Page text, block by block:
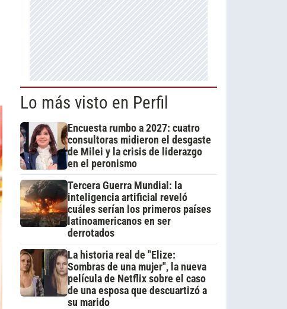
Lo más visto en Perfil
Encuesta rumbo a 2027: cuatro
consultoras midieron el desgaste
de Milei y la crisis de liderazgo
en el peronismo
Tercera Guerra Mundial: la
inteligencia artificial reveló
cuáles serían los primeros países
latinoamericanos en ser
derrotados
La historia real de "Elize:
Sombras de una mujer", la nueva
película de Netflix sobre el caso
de una esposa que descuartizó a
su marido